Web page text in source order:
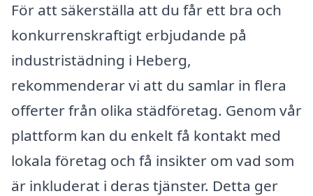
För att säkerställa att du får ett bra och
konkurrenskraftigt erbjudande på
industristädning i Heberg,
rekommenderar vi att du samlar in flera
offerter från olika städföretag. Genom vår
plattform kan du enkelt få kontakt med
lokala företag och få insikter om vad som
är inkluderat i deras tjänster. Detta ger